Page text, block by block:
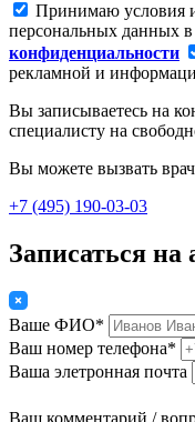
Принимаю условия
персональных данных в
конфиденциальности
рекламной и
Вы записываетесь на
специалисту на
Вы можете вызвать
+7 (495) 190-03-03
Записаться
Ваше ФИО*
Ваш номер телефона*
Ваша элетронная почта
Ваш комментарий /